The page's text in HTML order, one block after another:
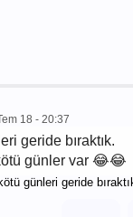
18 - 20:37
geride bıraktık.
günler var 😂😂